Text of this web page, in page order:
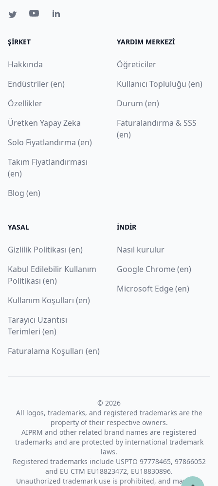
ŞIRKET
Hakkında
Endüstriler (en)
Özellikler
Üretken Yapay Zeka
Solo Fiyatlandırma (en)
Takım Fiyatlandırması
(en)
Blog (en)
YARDIM MERKEZI
Öğreticiler
Kullanıcı Topluluğu (en)
Durum (en)
Faturalandırma & SSS
(en)
YASAL
Gizlilik Politikası (en)
Kabul Edilebilir Kullanım
Politikası (en)
Kullanım Koşulları (en)
Tarayıcı Uzantısı
Terimleri (en)
Faturalama Koşulları (en)
İNDIR
Nasıl kurulur
Google Chrome (en)
Microsoft Edge (en)
© 2026
All logos, trademarks, and registered trademarks are the
property of their respective owners.
AIPRM and other related brand names are registered
trademarks and are protected by international trademark
laws.
Registered trademarks include USPTO 97778465, 97866052
and EU CTM EU18823472, EU18830896.
Unauthorized trademark use is prohibited, and may be a